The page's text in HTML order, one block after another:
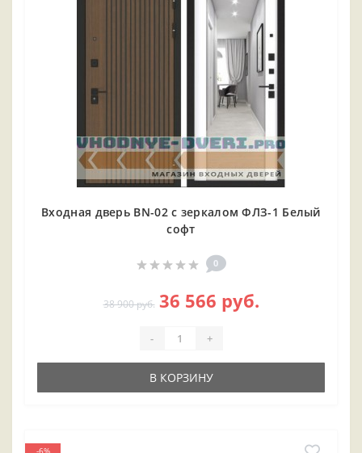
Входная дверь BN-02 с зеркалом ФЛЗ-1 Белый
софт
0
38 900 руб. 36 566 руб.
- +
В КОРЗИНУ
-6%